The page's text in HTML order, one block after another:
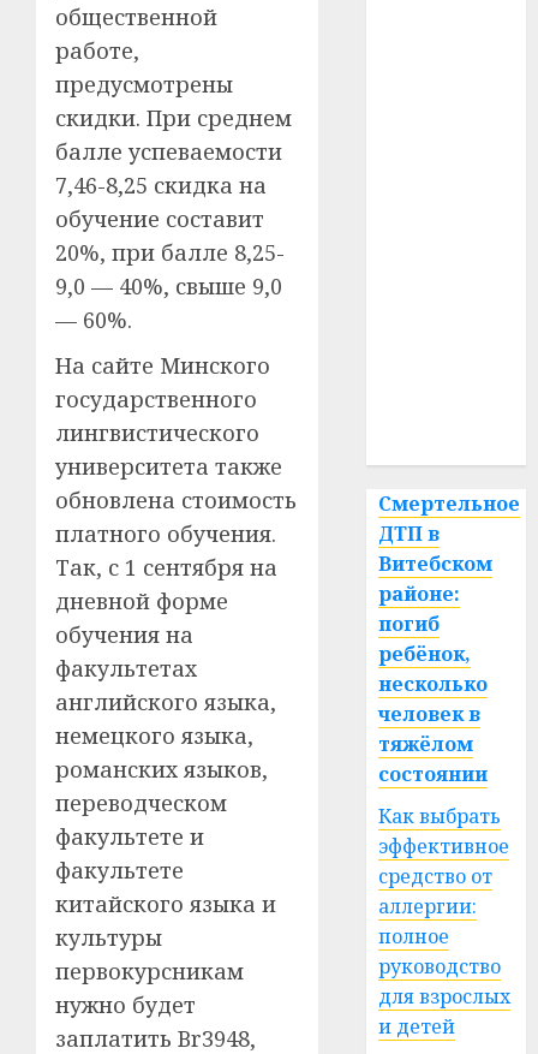
общественной
работе,
предусмотрены
скидки. При среднем
балле успеваемости
7,46-8,25 скидка на
обучение составит
20%, при балле 8,25-
9,0 — 40%, свыше 9,0
— 60%.
На сайте Минского
государственного
лингвистического
университета также
обновлена стоимость
платного обучения.
Так, с 1 сентября на
дневной форме
обучения на
факультетах
английского языка,
немецкого языка,
романских языков,
переводческом
факультете и
факультете
китайского языка и
культуры
первокурсникам
нужно будет
заплатить Br3948,
Смертельное
ДТП в
Витебском
районе:
погиб
ребёнок,
несколько
человек в
тяжёлом
состоянии
Как выбрать
эффективное
средство от
аллергии:
полное
руководство
для взрослых
и детей